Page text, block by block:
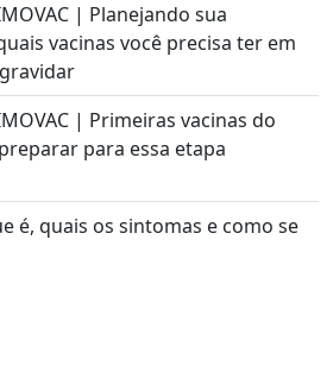
| Planejando sua
vacinas você precisa ter em
| Primeiras vacinas do
para essa etapa
é, quais os sintomas e como se